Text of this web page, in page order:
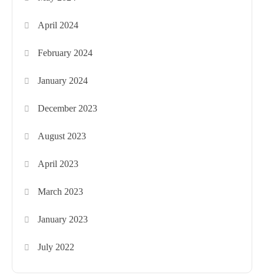
April 2024
February 2024
January 2024
December 2023
August 2023
April 2023
March 2023
January 2023
July 2022